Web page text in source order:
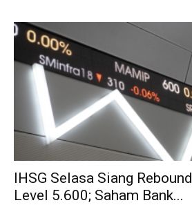
IHSG Selasa Siang
Level 5.600; Saham Bank...